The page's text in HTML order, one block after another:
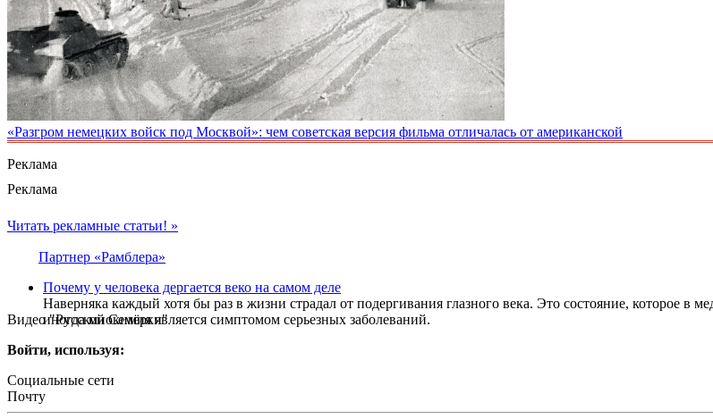
«Разгром немецких войск под Москвой»: чем советская версия фильма отличалась от американской
Реклама
Реклама
Видео "Русской Семёрки"
Читать рекламные статьи! »
Партнер «Рамблера»
Почему у человека дергается веко на самом деле
Наверняка каждый хотя бы раз в жизни страдал от подергивания глазного века. Это состояние, которое в
иногда миокимия является симптомом серьезных заболеваний.
Войти, используя:
Социальные сети
Почту